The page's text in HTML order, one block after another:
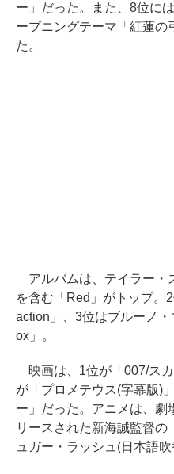
ー」だった。また、8位に
ープニングテーマ「紅蓮の
た。
アルバムは、テイラー・
を含む「Red」がトップ。
action」、3位はブルーノ
ox」。
映画は、1位が「007/ス
が「プロメテウス(字幕版)
ー」だった。アニメは、劇
リースされた新海誠監督
ュガー・ラッシュ(日本語